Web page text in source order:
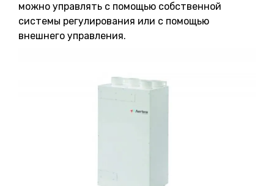
можно управлять с помощью собственной
системы регулирования или с помощью
внешнего управления.